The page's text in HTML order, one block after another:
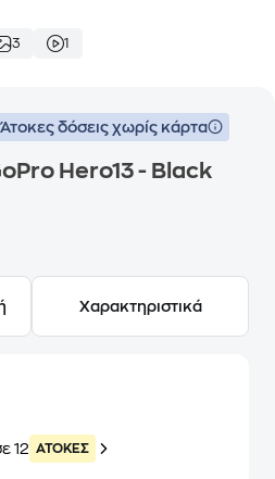
3 1
Άτοκες δόσεις χωρίς κάρτα
Hero13 - Black
Χαρακτηριστικά
12 ATOKEΣ